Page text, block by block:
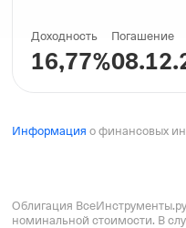
Доходность
16,77%
Погашение
Информация о финансовых
Облигация ВсеИнструменты.ру
номинальной стоимости. В